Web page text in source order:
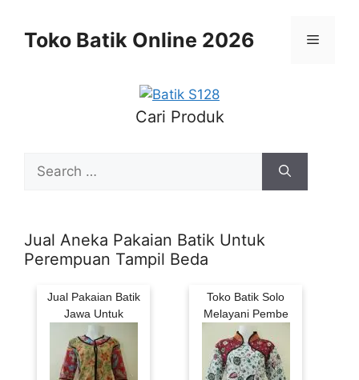
contentToko Batik Online 2026 Menu
Cari Produk
for:
Jual Aneka Pakaian Batik Untuk
Perempuan Tampil Beda
Jual Pakaian Batik
Jawa Untuk
Toko Batik Solo
Melayani Pembe